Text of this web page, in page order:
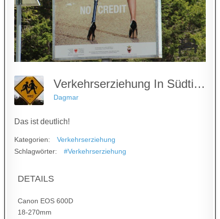
Verkehrserziehung In Südtirol
Dagmar
Das ist deutlich!
Kategorien:
Verkehrserziehung
Schlagwörter:
#Verkehrserziehung
DETAILS
Canon EOS 600D
18-270mm